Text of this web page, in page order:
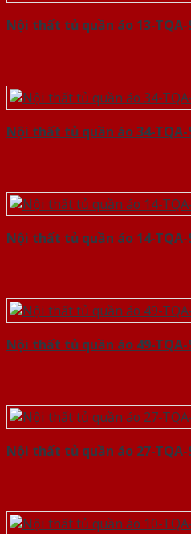
Nội thất tủ quần áo 13-TQA-
Nội thất tủ quần áo 34-TQA-
Nội thất tủ quần áo 14-TQA-
Nội thất tủ quần áo 49-TQA-
Nội thất tủ quần áo 27-TQA-